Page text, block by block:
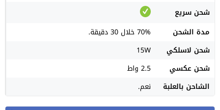
شحن سريع
مدة الشحن
70% خلال 30 دقيقة.
شحن لاسلكي
15W
شحن عكسي
2.5 واط
الشاحن بالعلبة
نعم.